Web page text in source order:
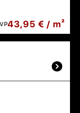
43,95 € / m²